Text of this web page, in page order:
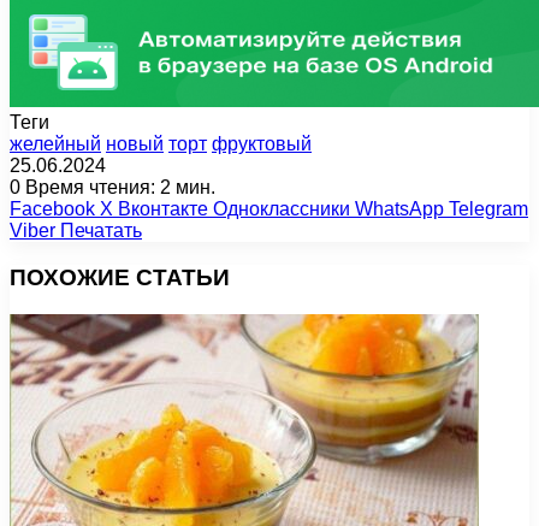
Теги
желейный новый торт фруктовый
25.06.2024
0 Время чтения: 2 мин.
Facebook X Вконтакте Одноклассники WhatsApp Telegram
Viber Печатать
ПОХОЖИЕ СТАТЬИ